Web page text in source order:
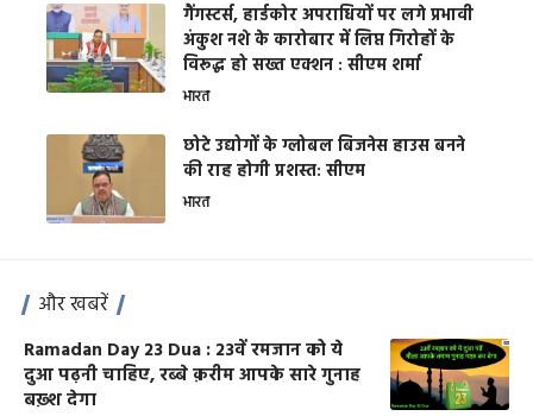
गैंगस्टर्स, हार्डकोर अपराधियों पर लगे प्रभावी
अंकुश नशे के कारोबार में लिप्त गिरोहों के
विरूद्ध हो सख्त एक्शन : सीएम शर्मा
भारत
छोटे उद्योगों के ग्लोबल बिजनेस हाउस बनने
की राह होगी प्रशस्त: सीएम
भारत
और खबरें
Ramadan Day 23 Dua : 23वें रमजान को ये
दुआ पढ़नी चाहिए, रब्बे क़रीम आपके सारे गुनाह
बख़्श देगा